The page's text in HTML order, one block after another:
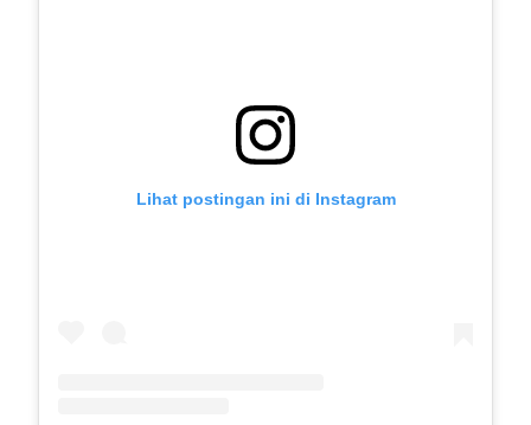
Lihat postingan ini di Instagram